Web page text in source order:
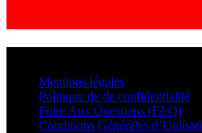
Mentions légales
Politique de de confidentialité
Foire Aux Questions (FAQ)
Conditions Générales